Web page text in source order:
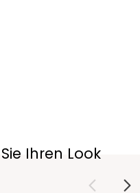
Ihren Look